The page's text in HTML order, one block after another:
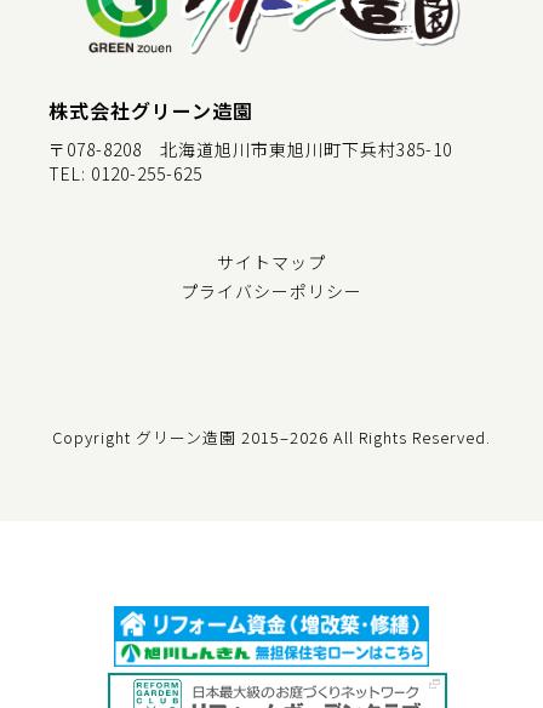
株式会社グリーン造園
〒078-8208 北海道旭川市東旭川町下兵村385-10
TEL: 0120-255-625
サイトマップ
プライバシーポリシー
Copyright グリーン造園 2015–2026 All Rights Reserved.